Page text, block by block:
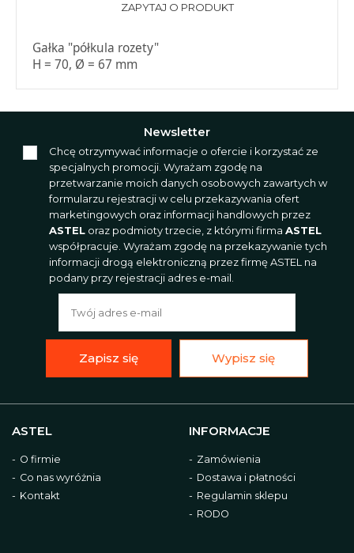
ZAPYTAJ O PRODUKT
Gałka "półkula rozety"
H = 70, Ø = 67 mm
ASTEL
O firmie
Co nas wyróżnia
Kontakt
INFORMACJE
Zamówienia
Dostawa i płatności
Regulamin sklepu
RODO
Newsletter
Chcę otrzymywać informacje o ofercie i korzystać ze
specjalnych promocji. Wyrażam zgodę na
przetwarzanie moich danych osobowych zawartych w
formularzu rejestracji w celu przekazywania ofert
marketingowych oraz informacji handlowych przez
ASTEL oraz podmioty trzecie, z którymi firma ASTEL
współpracuje. Wyrażam zgodę na przekazywanie tych
informacji drogą elektroniczną przez firmę ASTEL na
podany przy rejestracji adres e-mail.
Zapisz się Wypisz się